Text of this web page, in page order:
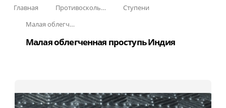
Главная Противоскользящая защита для лестниц, профили, ленты
Ступени
Малая облегченная проступь
Малая облегченная проступь Индия